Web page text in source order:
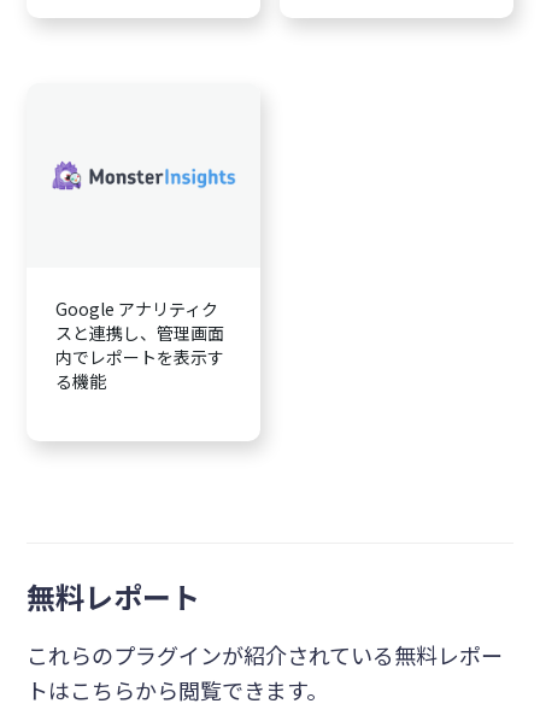
Google アナリティク
スと連携し、管理画面
内でレポートを表示す
る機能
無料レポート
これらのプラグインが紹介されている無料レポー
トはこちらから閲覧できます。